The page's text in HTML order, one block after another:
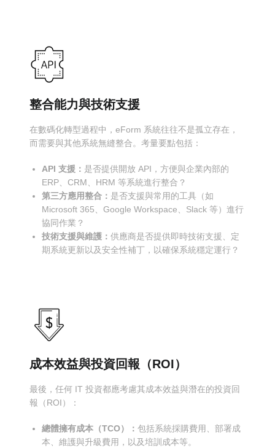
整合能力與技術支援
在數碼化轉型過程中，eForm 系統往往不是孤立存在，
而需要與其他系統無縫整合。考量要點包括：
API 支援： 是否提供開放 API，方便與企業內部的
ERP、CRM、HRM 等系統進行整合？
第三方應用整合： 是否支援與常用的工具（如
Microsoft 365、Google Workspace、Slack 等）進行
協同作業？
技術支援與維護：供應商是否提供即時技術支援、定
期系統更新以及安全性補丁，以確保系統穩定運行？
成本效益與投資回報（ROI）
最後，任何 IT 投資都應考慮其成本效益與潛在的投資回
報（ROI）：
總體擁有成本（TCO）：包括系統採購費用、部署成
本、維護與升級費用，以及培訓成本等。